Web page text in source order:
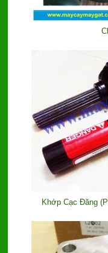
Khớp Cạc Đăng